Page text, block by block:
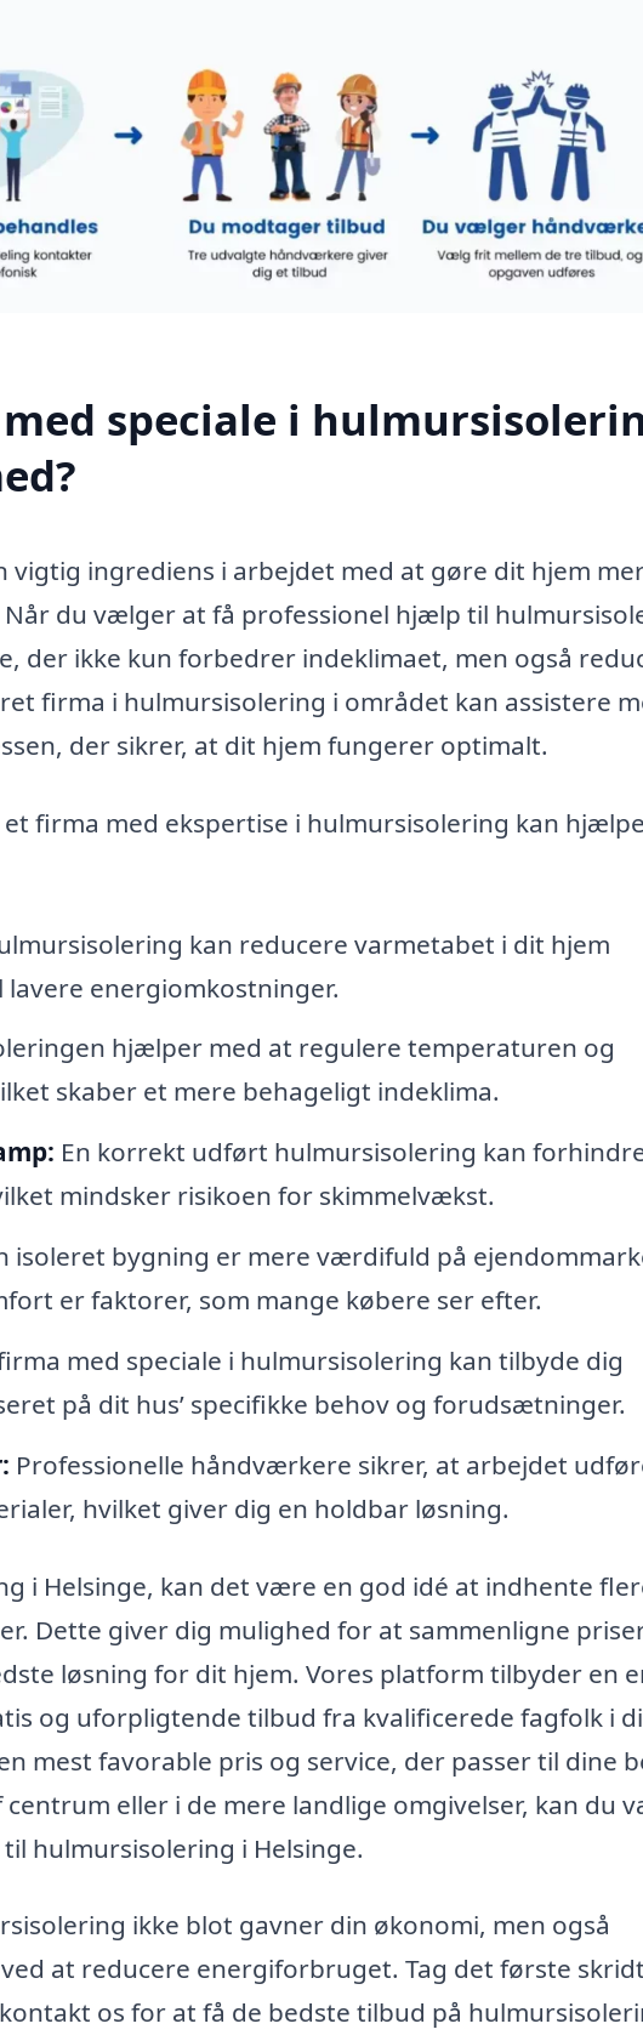
speciale i
vigtig ingrediens i arbejdet med at gøre dit hjem
du vælger at få professionel hjælp til
der ikke kun forbedrer indeklimaet, men også
firma i hulmursisolering i området kan assistere
der sikrer, at dit hjem fungerer optimalt.
firma med ekspertise i hulmursisolering kan
kan reducere varmetabet i dit hjem
energiomkostninger.
hjælper med at regulere temperaturen og
skaber et mere behageligt indeklima.
En korrekt udført hulmursisolering kan
mindsker risikoen for skimmelvækst.
isoleret bygning er mere værdifuld på
er faktorer, som mange købere ser efter.
med speciale i hulmursisolering kan tilbyde dig
på dit hus’ specifikke behov og forudsætninger.
Professionelle håndværkere sikrer, at arbejdet
hvilket giver dig en holdbar løsning.
i Helsinge, kan det være en god idé at indhente
Dette giver dig mulighed for at sammenligne
løsning for dit hjem. Vores platform tilbyder en
og uforpligtende tilbud fra kvalificerede fagfolk i
mest favorable pris og service, der passer til dine
eller i de mere landlige omgivelser, kan du
hulmursisolering i Helsinge.
ikke blot gavner din økonomi, men også
at reducere energiforbruget. Tag det første
os for at få de bedste tilbud på